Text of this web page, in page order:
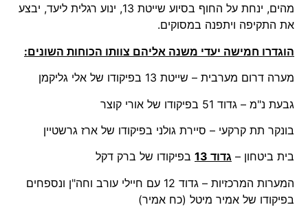
מהים, ינחת על החוף בסיוע שייטת 13, ינוע רגלית ליעד, יבצע
את התקיפה ויתפנה במסוקים.
הוגדרו חמישה יעדי משנה אליהם צוותו הכוחות השונים:
מערה דרום מערבית – שייטת 13 בפיקודו של אלי גליקמן
גבעת נ"מ – גדוד 51 בפיקודו של אורי קוצר
בונקר תת קרקעי – סיירת גולני בפיקודו של ארז גרשטיין
בית ביטחון – גדוד 13
בפיקודו של ברק דקל
המערות המרכזיות – גדוד 12 עם חיילי עורב וחה"ן ונספחים
בפיקודו של אמיר מיטל (כח אמיר)